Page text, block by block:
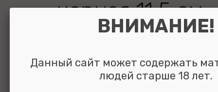
черная 11,5 см
УЗНАТЬ ЦЕНУ
ВНИМАНИЕ!
Данный сайт может содержать
людей старше 18 лет.